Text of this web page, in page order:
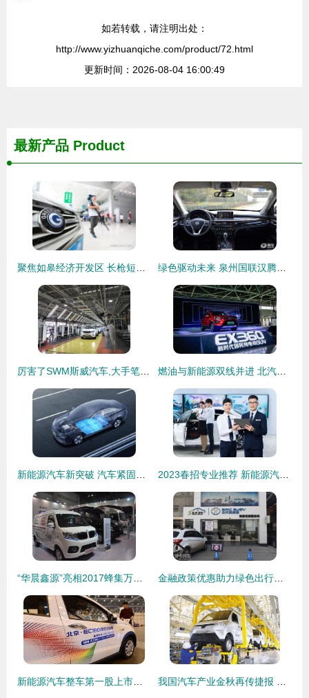
如若转载，请注明出处：
http://www.yizhuanqiche.com/product/72.html
更新时间：2026-08-04 16:00:49
最新产品 Product